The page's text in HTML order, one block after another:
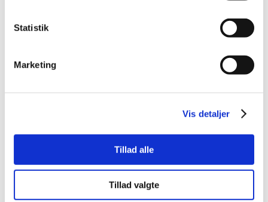
Statistik
Marketing
Vis detaljer
Tillad alle
Tillad valgte
og samarbejdspartnere, som bistår os med udførelsen af din
ordre, eller som bistår os med vores IT-drift, hosting, SMS-
gateway mv. Det betyder, at vi eksempelvis kan dele dine
6.2. Vi deler dine oplysninger i det omfang, vi er forpligtet til,
f.eks. som følge af krav om indrapportering til offentlige